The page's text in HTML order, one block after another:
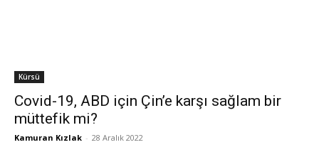
Kürsü
Covid-19, ABD için Çin’e karşı sağlam bir
müttefik mi?
Kamuran Kızlak - 28 Aralık 2022